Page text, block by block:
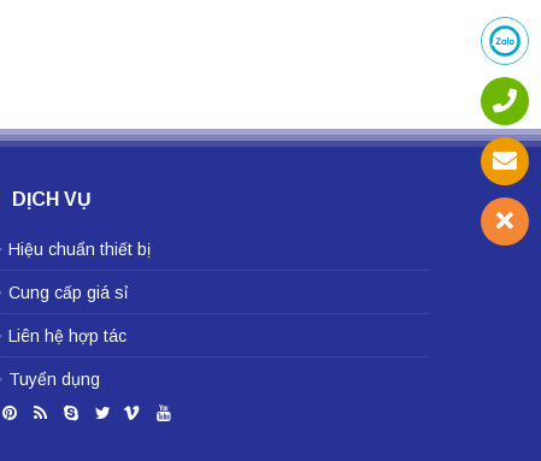
DỊCH VỤ
Hiệu chuẩn thiết bị
Cung cấp giá sỉ
Liên hệ hợp tác
Tuyển dụng